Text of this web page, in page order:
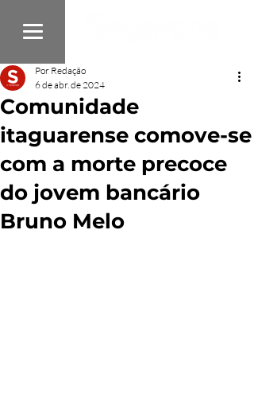
Comunidade
itaguarense comove-se
com a morte precoce
do jovem bancário
Bruno Melo
Por Redação
6 de abr. de 2024